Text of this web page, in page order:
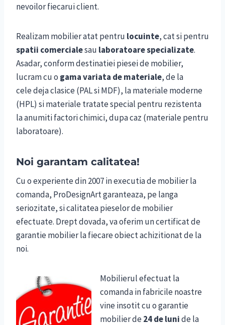
nevoilor fiecarui client.
Realizam mobilier atat pentru locuinte, cat si pentru
spatii comercialesau laboratoare specializate.
Asadar, conform destinatiei piesei de mobilier,
lucram cu o gama variata de materiale, de la
cele deja clasice (PAL si MDF), la materiale moderne
(HPL) si materiale tratate special pentru rezistenta
la anumiti factori chimici, dupa caz (materiale pentru
laboratoare).
Noi garantam calitatea!
Cu o experiente din 2007 in executia de mobilier la
comanda, ProDesignArt garanteaza, pe langa
seriozitate, si calitatea pieselor de mobilier
efectuate. Drept dovada, va oferim un certificat de
garantie mobilier la fiecare obiect achizitionat de la
noi.
Mobilierul efectuat la
comanda in fabricile noastre
vine insotit cu o garantie
mobilier de24 de lunide la